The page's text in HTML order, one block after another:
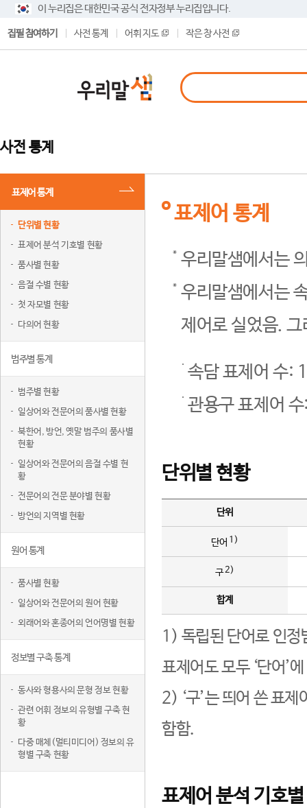
이 누리집은 대한민국 공식 전자정부 누리집입니다.
집필 참여하기 사전 통계 어휘 지도 작은 창 사전
사전 통계
표제어 통계
단위별 현황
표제어 분석 기호별 현황
품사별 현황
음절 수별 현황
첫 자모별 현황
다의어 현황
범주별 통계
범주별 현황
일상어와 전문어의 품사별 현황
북한어, 방언, 옛말 범주의 품사별
현황
일상어와 전문어의 음절 수별 현
황
전문어의 전문 분야별 현황
방언의 지역별 현황
원어 통계
품사별 현황
일상어와 전문어의 원어 현황
외래어와 혼종어의 언어명별 현황
정보별 구축 통계
동사와 형용사의 문형 정보 현황
관련 어휘 정보의 유형별 구축 현
황
다중 매체(멀티미디어) 정보의 유
형별 구축 현황
표제어 통계
우리말샘에서는
우리말샘에서는
제어로 실었음.
속담 표제어 수:
관용구 표제어
단위별 현황
단위
단어 1)
구2)
합계
1) 독립된 단어로 인정
표제어도 모두 ‘단어’
2) ‘구’는 띄어 쓴 표
함함.
표제어 분석 기호